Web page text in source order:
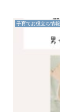
子育てお役立ち情報